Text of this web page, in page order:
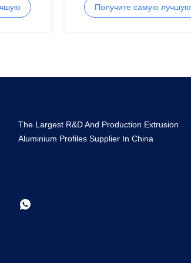
для
размерамПолучите самую лучшую
The Largest R&D And Production Extrusion
Aluminium Profiles Supplier In China